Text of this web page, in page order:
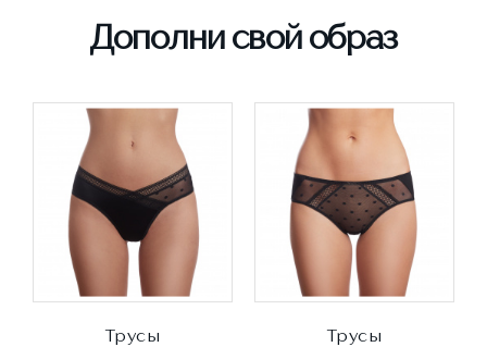
Дополни свой образ
Трусы Трусы